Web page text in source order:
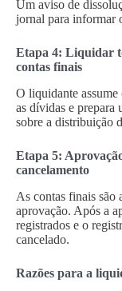
Um aviso de
jornal para informar
Etapa 4: Liquidar
contas finais
O liquidante assume
as dívidas e prepara
sobre a distribuição
Etapa 5:
cancelamento
As contas finais são
aprovação. Após a
registrados e o
cancelado.
Razões para a